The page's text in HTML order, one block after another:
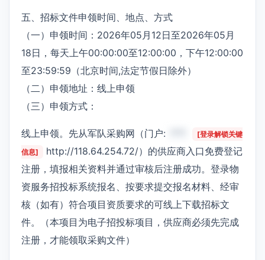
五、招标文件申领时间、地点、方式
（一）申领时间：2026年05月12日至2026年05月
18日，每天上午00:00:00至12:00:00，下午12:00:00
至23:59:59（北京时间,法定节假日除外）
（二）申领地址：线上申领
（三）申领方式：
线上申领。先从军队采购网（门户:
[登录解锁关键
信息]
http://118.64.254.72/）的供应商入口免费登记
注册，填报相关资料并通过审核后注册成功。登录物
资服务招投标系统报名、按要求提交报名材料、经审
核（如有）符合项目资质要求的可线上下载招标文
件。（本项目为电子招投标项目，供应商必须先完成
注册，才能领取采购文件）